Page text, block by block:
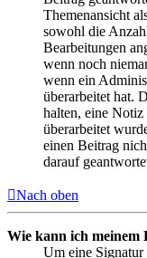
Themenansicht
sowohl die
Bearbeitungen
wenn noch
wenn ein
überarbeitet hat.
halten, eine
überarbeitet
einen Beitrag
darauf
Nach oben
Wie kann ich meinem
Um eine Signatur